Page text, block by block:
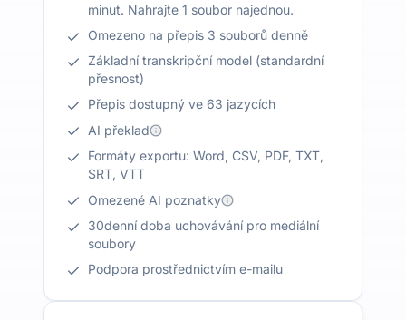
minut. Nahrajte 1 soubor najednou.
Omezeno na přepis 3 souborů denně
Základní transkripční model (standardní
přesnost)
Přepis dostupný ve 63 jazycích
AI překlad
Formáty exportu: Word, CSV, PDF, TXT,
SRT, VTT
Omezené AI poznatky
30denní doba uchovávání pro mediální
soubory
Podpora prostřednictvím e-mailu